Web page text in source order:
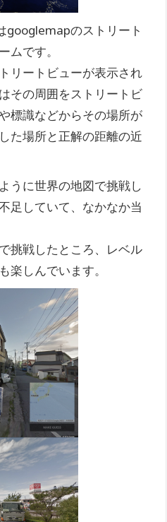
googlemapのストリート
ムです。
リートビューが表示され
その周囲をストリートビ
標識などからその場所が
た場所と正解の距離の近
うに世界の地図で挑戦し
足していて、なかなか当
挑戦したところ、レベル
楽しんでいます。